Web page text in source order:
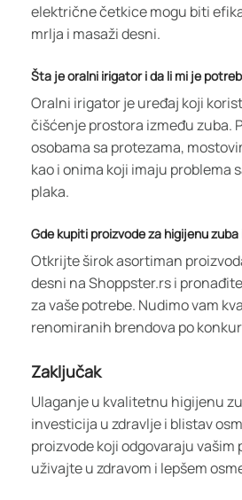
električne četkice mogu biti
mrlja i masaži desni.
Šta je oralni irigator i da li mi je
Oralni irigator je uređaj koji
čišćenje prostora između zuba.
osobama sa protezama,
kao i onima koji imaju problema
plaka.
Gde kupiti proizvode za higijenu zuba
Otkrijte širok asortiman
desni na Shoppster.rs i
za vaše potrebe. Nudimo vam
renomiranih brendova po
Zaključak
Ulaganje u kvalitetnu higijenu
investicija u zdravlje i blistav
proizvode koji odgovaraju vašim
uživajte u zdravom i lepšem